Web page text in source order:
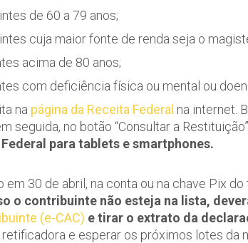
de 60 a 79 anos;
cuja maior fonte de renda seja o
acima de 80 anos;
com deficiência física ou mental ou
na página da Receita Federal na internet.
seguida, no botão “Consultar a Restituição”.
para tablets e smartphones.
em 30 de abril, na conta ou na chave Pix
o contribuinte não esteja na lista,
(e-CAC) e tirar o extrato da
e esperar os próximos lotes da